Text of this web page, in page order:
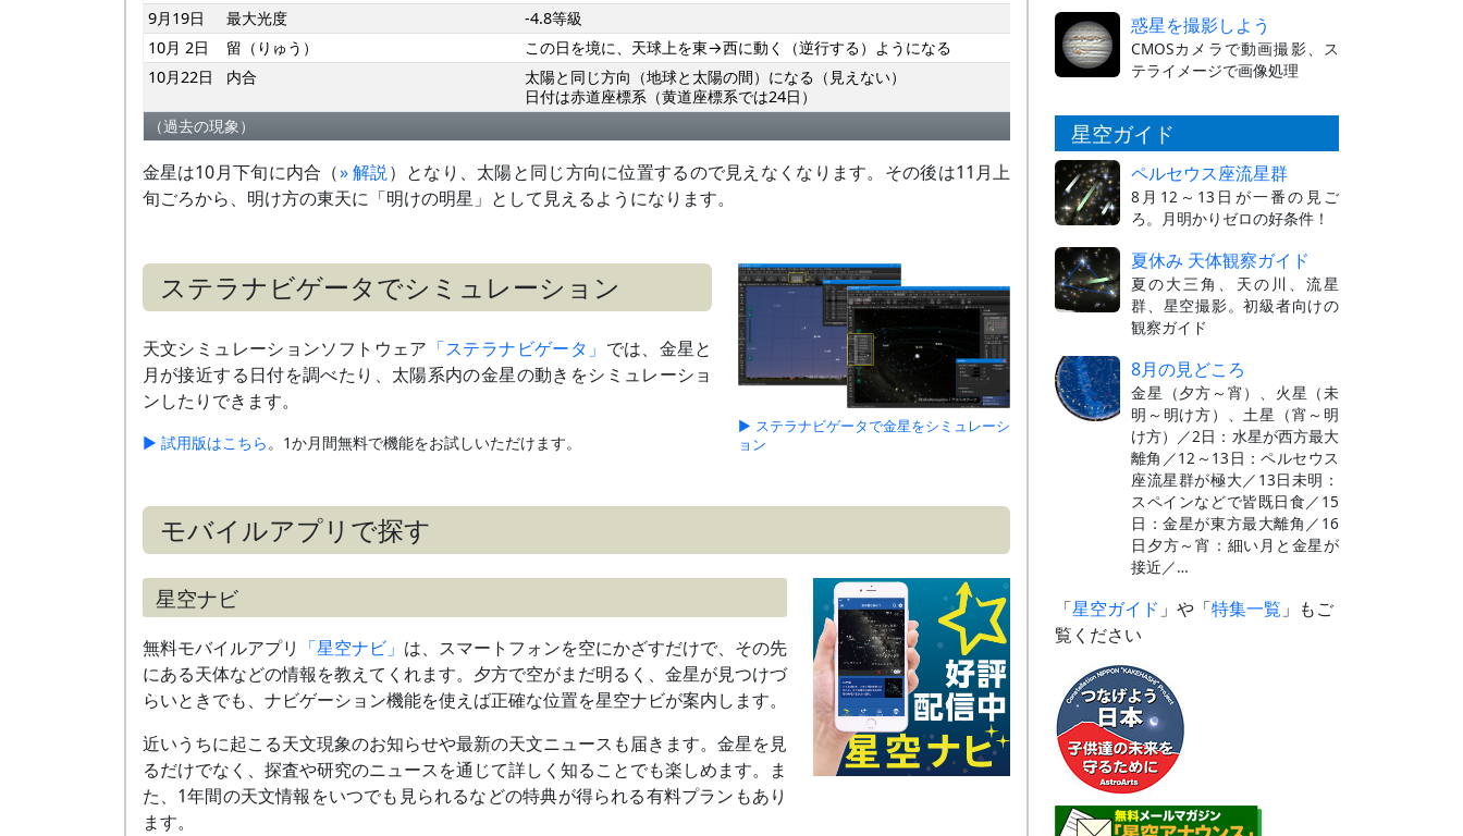
9月19日
最大光度
-4.8等級
10月 2日
留（りゅう）
この日を境に、天球上を東→西に動く（逆行する）ようになる
10月22日
内合
太陽と同じ方向（地球と太陽の間）になる（見えない）
日付は赤道座標系（黄道座標系では24日）
（過去の現象）
日付は赤道座標系（黄道座標系では7日）
2月下旬
水星と接近
夕方
）
3月20日
細い月（月齢1）と接近
夕方
4月19日
細い月（月齢2）と接近
（» 解説）
夕方～宵
4月中旬
天王星と大接近
約10等級差
（» 解説）
4月下旬
～5月上旬
おうし座の散開星団Mel 25ヒヤデス星団
と並ぶ
最接近5月1日ごろ
4月下旬
～5月上旬
おうし座の1等星アルデバランと並ぶ
おうし座の2等星エルナトと接近
最接近5月13日ごろ
5月18日
細い月（月齢2）とやや離れて並ぶ
夕方～宵
5月19日
細い月（月齢3）と接近
（» 解説 ）
夕方～宵
5月中旬
～下旬
ふたご座の散開星団M35と大接近
夕方～宵
最接近5月21日ごろ
5月下旬
ふたご座の3等星メブスタと大接近
夕方～宵
金星は10月下旬に内合（» 解説）となり、太陽と同じ方向に位置するので見えなくなります。その後は11月上
旬ごろから、明け方の東天に 「明けの明星」 として見えるようになります。
ステラナビゲータでシミュレーション
天文シミュレーションソフトウェア 「ステラナビゲータ」 では、金星と
月が接近する日付を調べたり、太陽系内の金星の動きをシミュレーショ
ンしたりできます。
▶ 試用版はこちら。1か月間無料で機能をお試しいただけます。
▶ ステラナビゲータで金星をシミュレーシ
ョン
モバイルアプリで探す
星空ナビ
無料モバイルアプリ 「星空ナビ」 は、スマートフォンを空にかざすだけで、その先
にある天体などの情報を教えてくれます。夕方で空がまだ明るく、金星が見つけづ
らいときでも、ナビゲーション機能を使えば正確な位置を星空ナビが案内します。
近いうちに起こる天文現象のお知らせや最新の天文ニュースも届きます。金星を見
るだけでなく、探査や研究のニュースを通じて詳しく知ることでも楽しめます。ま
た、1年間の天文情報をいつでも見られるなどの特典が得られる有料プランもあり
ます。
惑星を撮影しよう
CMOSカメラで動画撮影、ス
テライメージで画像処理
星空ガイド
ペルセウス座流星群
8月12～13日が一番の見ご
ろ。月明かりゼロの好条件！
夏休み 天体観察ガイド
夏の大三角、天の川、流星
群、星空撮影。初級者向けの
観察ガイド
8月の見どころ
金星（夕方～宵）、火星（未
明～明け方）、土星（宵～明
け方）／2日：水星が西方最大
離角／12～13日：ペルセウス
座流星群が極大／13日未明：
スペインなどで皆既日食／15
日：金星が東方最大離角／16
日夕方～宵：細い月と金星が
接近／…
「星空ガイド 」や「特集一覧 」もご
覧ください